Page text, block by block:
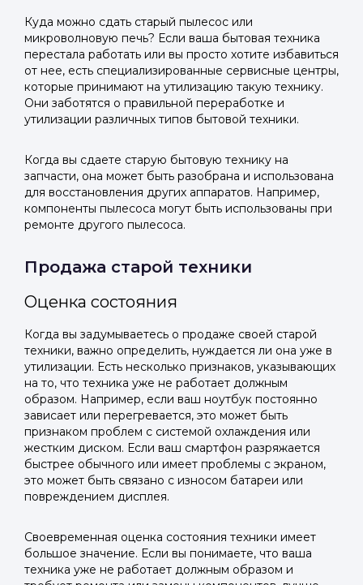
Куда можно сдать старый пылесос или
микроволновую печь? Если ваша бытовая техника
перестала работать или вы просто хотите избавиться
от нее, есть специализированные сервисные центры,
которые принимают на утилизацию такую технику.
Они заботятся о правильной переработке и
утилизации различных типов бытовой техники.
Когда вы сдаете старую бытовую технику на
запчасти, она может быть разобрана и использована
для восстановления других аппаратов. Например,
компоненты пылесоса могут быть использованы при
ремонте другого пылесоса.
Продажа старой техники
Оценка состояния
Когда вы задумываетесь о продаже своей старой
техники, важно определить, нуждается ли она уже в
утилизации. Есть несколько признаков, указывающих
на то, что техника уже не работает должным
образом. Например, если ваш ноутбук постоянно
зависает или перегревается, это может быть
признаком проблем с системой охлаждения или
жестким диском. Если ваш смартфон разряжается
быстрее обычного или имеет проблемы с экраном,
это может быть связано с износом батареи или
повреждением дисплея.
Своевременная оценка состояния техники имеет
большое значение. Если вы понимаете, что ваша
техника уже не работает должным образом и